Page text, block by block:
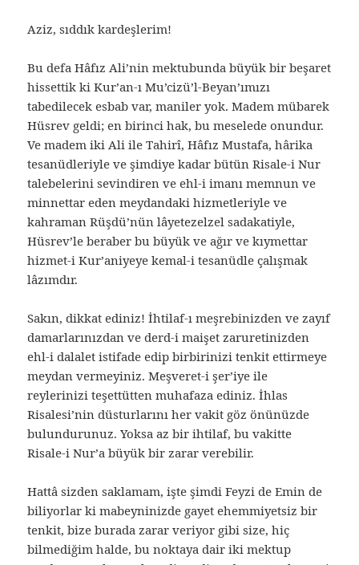
Aziz, sıddık kardeşlerim!
Bu defa Hâfız Ali’nin mektubunda büyük bir beşaret
hissettik ki Kur’an-ı Mu’cizü’l-Beyan’ımızı
tabedilecek esbab var, maniler yok. Madem mübarek
Hüsrev geldi; en birinci hak, bu meselede onundur.
Ve madem iki Ali ile Tahirî, Hâfız Mustafa, hârika
tesanüdleriyle ve şimdiye kadar bütün Risale-i Nur
talebelerini sevindiren ve ehl-i imanı memnun ve
minnettar eden meydandaki hizmetleriyle ve
kahraman Rüşdü’nün lâyetezelzel sadakatiyle,
Hüsrev’le beraber bu büyük ve ağır ve kıymettar
hizmet-i Kur’aniyeye kemal-i tesanüdle çalışmak
lâzımdır.
Sakın, dikkat ediniz! İhtilaf-ı meşrebinizden ve zayıf
damarlarınızdan ve derd-i maişet zaruretinizden
ehl-i dalalet istifade edip birbirinizi tenkit ettirmeye
meydan vermeyiniz. Meşveret-i şer’iye ile
reylerinizi teşettütten muhafaza ediniz. İhlas
Risalesi’nin düsturlarını her vakit göz önünüzde
bulundurunuz. Yoksa az bir ihtilaf, bu vakitte
Risale-i Nur’a büyük bir zarar verebilir.
Hattâ sizden saklamam, işte şimdi Feyzi de Emin de
biliyorlar ki mabeyninizde gayet ehemmiyetsiz bir
tenkit, bize burada zarar veriyor gibi size, hiç
bilmediğim halde, bu noktaya dair iki mektup